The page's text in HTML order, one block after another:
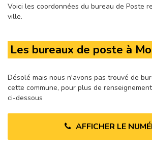
Voici les coordonnées du bureau de Poste
ville.
Les bureaux de poste à
Désolé mais nous n'avons pas trouvé de
cette commune, pour plus de
ci-dessous
AFFICHER LE